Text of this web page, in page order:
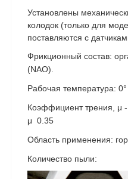
Установлены
колодок (только для
поставляются с
Фрикционный состав:
(NAO).
Рабочая температура:
Коэффициент трения, μ
μ 0.35
Область применения:
Количество пыли: